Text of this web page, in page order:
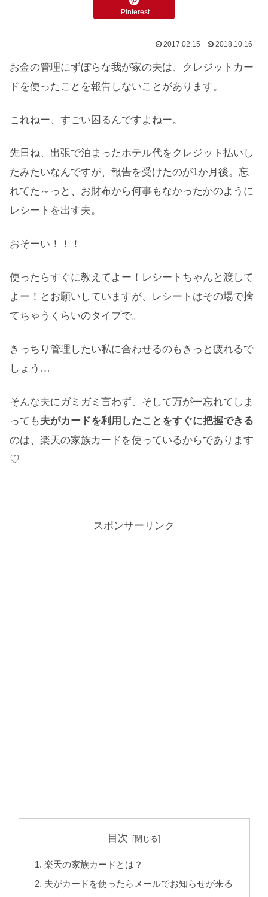
Pinterest
2017.02.15 2018.10.16
お金の管理にずぼらな我が家の夫は、クレジットカー
ドを使ったことを報告しないことがあります。
これねー、すごい困るんですよねー。
先日ね、出張で泊まったホテル代をクレジット払いし
たみたいなんですが、報告を受けたのが1か月後。忘
れてた～っと、お財布から何事もなかったかのように
レシートを出す夫。
おそーい！！！
使ったらすぐに教えてよー！レシートちゃんと渡して
よー！とお願いしていますが、レシートはその場で捨
てちゃうくらいのタイプで。
きっちり管理したい私に合わせるのもきっと疲れるで
しょう…
そんな夫にガミガミ言わず、そして万が一忘れてしま
っても夫がカードを利用したことをすぐに把握できる
のは、楽天の家族カードを使っているからであります
♡
スポンサーリンク
目次
楽天の家族カードとは？
夫がカードを使ったらメールでお知らせが来る